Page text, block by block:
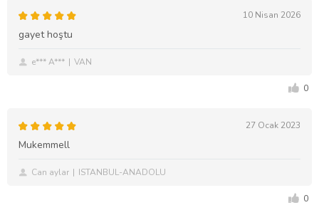
10 Nisan 2026
gayet hoştu
e*** A*** VAN
0
27 Ocak 2023
Mukemmell
Can aylar ISTANBUL-ANADOLU
0